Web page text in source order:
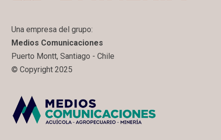
Una empresa del grupo:
Medios Comunicaciones
Puerto Montt, Santiago - Chile
© Copyright 2025